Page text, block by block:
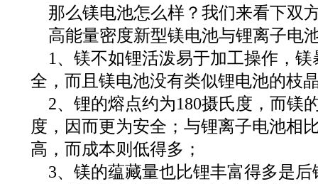
那么镁电池怎么样？我们来看下双
高能量密度新型镁电池与锂离子电
1、镁不如锂活泼易于加工操作，
全，而且镁电池没有类似锂电池的枝
2、锂的熔点约为180摄氏度，而镁
度，因而更为安全；与锂离子电池相
高，而成本则低得多；
3、镁的蕴藏量也比锂丰富得多是